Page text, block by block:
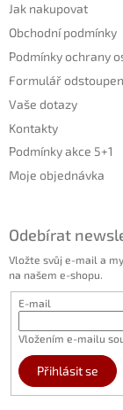
Jak nakupovat
Obchodní podmínky
Podmínky ochrany
Formulář
Vaše dotazy
Kontakty
Podmínky akce 5+1
Moje objednávka
Odebírat
Vložte svůj e-mail a
na našem e-shopu.
E-mail
Vložením e-mailu
Přihlásit se